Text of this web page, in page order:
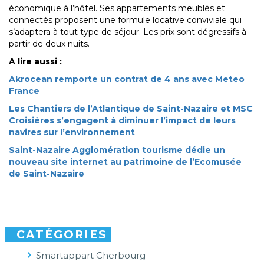
économique à l’hôtel. Ses appartements meublés et
connectés proposent une formule locative conviviale qui
s’adaptera à tout type de séjour. Les prix sont dégressifs à
partir de deux nuits.
A lire aussi :
Akrocean remporte un contrat de 4 ans avec Meteo
France
Les Chantiers de l’Atlantique de Saint-Nazaire et MSC
Croisières s’engagent à diminuer l’impact de leurs
navires sur l’environnement
Saint-Nazaire Agglomération tourisme dédie un
nouveau site internet au patrimoine de l’Ecomusée
de Saint-Nazaire
CATÉGORIES
Smartappart Cherbourg